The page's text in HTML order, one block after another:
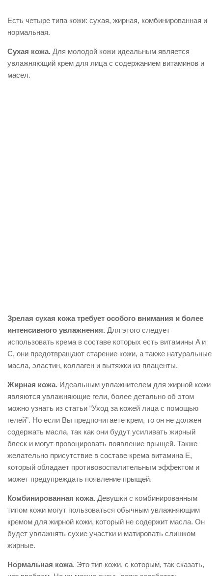
Есть четыре типа кожи: сухая, жирная, комбинированная и
нормальная.
Сухая кожа. Для молодой кожи идеальным является
увлажняющий крем для лица с содержанием витаминов и
масел.
Зрелая сухая кожа требует особого внимания и более
интенсивного увлажнения. Для этого следует
использовать крема в составе которых есть витамины A и
C, они предотвращают старение кожи, а также натуральные
масла, эластин, коллаген и вытяжки из плаценты.
Жирная кожа. Идеальным увлажнителем для жирной кожи
являются увлажняющие гели, более детально об этом
можно узнать из статьи “Уход за кожей лица с помощью
гелей”. Но если Вы предпочитаете крем, то он не должен
содержать масла, так как они будут усиливать жирный
блеск и могут провоцировать появление прыщей. Также
желательно присутствие в составе крема витамина Е,
который обладает противовоспалительным эффектом и
может предупреждать появление прыщей.
Комбинированная кожа. Девушки с комбинированным
типом кожи могут пользоваться обычным увлажняющим
кремом для жирной кожи, который не содержит масла. Он
будет увлажнять сухие участки и матировать слишком
жирные.
Нормальная кожа. Это тип кожи, с которым, так сказать,